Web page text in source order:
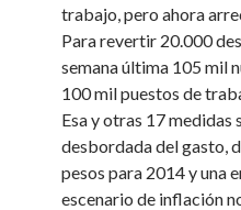
trabajo, pero ahora
Para revertir 20.000
semana última 105 mil
100 mil puestos de
Esa y otras 17 medidas
desbordada del gasto,
pesos para 2014 y una
escenario de inflación